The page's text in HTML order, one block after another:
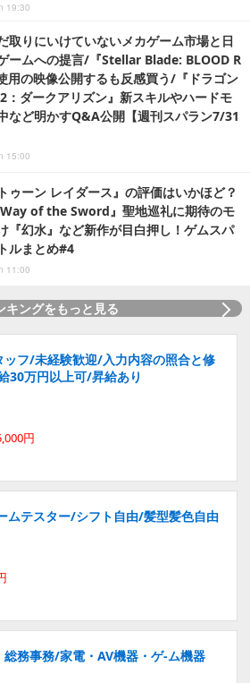
19:30
取りにいけていないメカゲーム市場と日
ームへの提言/『Stellar Blade: BLOOD R
用の映像公開するも反感買う/『ドラゴン
：ダークアリズン』新スキルやハードモ
など明かすQ&A公開【週刊スパラン7/31
15:00
ゥーン レイダース』の評価はいかほど？
Way of the Sword』聖地巡礼に期待のモ
『幻水』など新作が目白押し！ゲムスパ
ルまとめ#4
11:00
キングをもっと見る
ッフ/未経験歓迎/入力内容の照合と修
30万円以上可/昇給あり
円
ムテスター/シフト自由/髪型髪色自由
総務事務/家電・AV機器・ゲ-ム機器